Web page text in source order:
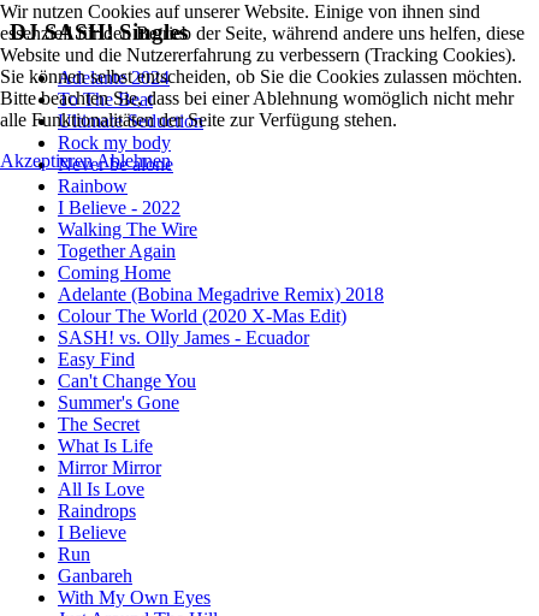
DJ SASH! Singles
Adelante 2024
To The Beat
Ultimate Seduction
Rock my body
Never be alone
Rainbow
I Believe - 2022
Walking The Wire
Together Again
Coming Home
Adelante (Bobina Megadrive Remix) 2018
Colour The World (2020 X-Mas Edit)
SASH! vs. Olly James - Ecuador
Easy Find
Can't Change You
Summer's Gone
The Secret
What Is Life
Mirror Mirror
All Is Love
Raindrops
I Believe
Run
Ganbareh
With My Own Eyes
Wir nutzen Cookies auf unserer Website. Einige von ihnen sind
essenziell für den Betrieb der Seite, während andere uns helfen, diese
Website und die Nutzererfahrung zu verbessern (Tracking Cookies).
Sie können selbst entscheiden, ob Sie die Cookies zulassen möchten.
Bitte beachten Sie, dass bei einer Ablehnung womöglich nicht mehr
alle Funktionalitäten der Seite zur Verfügung stehen.
AkzeptierenAblehnen